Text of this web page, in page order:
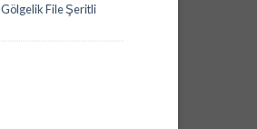
Gölgelik File Şeritli